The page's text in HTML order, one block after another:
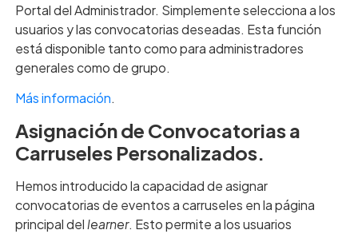
Portal del Administrador. Simplemente selecciona a los
usuarios y las convocatorias deseadas. Esta función
está disponible tanto como para administradores
generales como de grupo.
Más información.
Asignación de Convocatorias a
Carruseles Personalizados.
Hemos introducido la capacidad de asignar
convocatorias de eventos a carruseles en la página
principal dellearner. Esto permite a los usuarios